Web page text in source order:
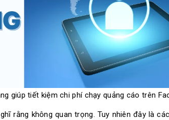
giúp tiết kiệm chi phí chạy quảng cáo trên
rằng không quan trọng. Tuy nhiên đây là